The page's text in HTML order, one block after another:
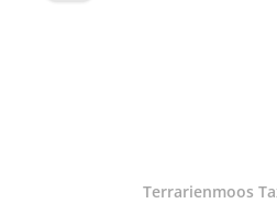
Terrarienmoos